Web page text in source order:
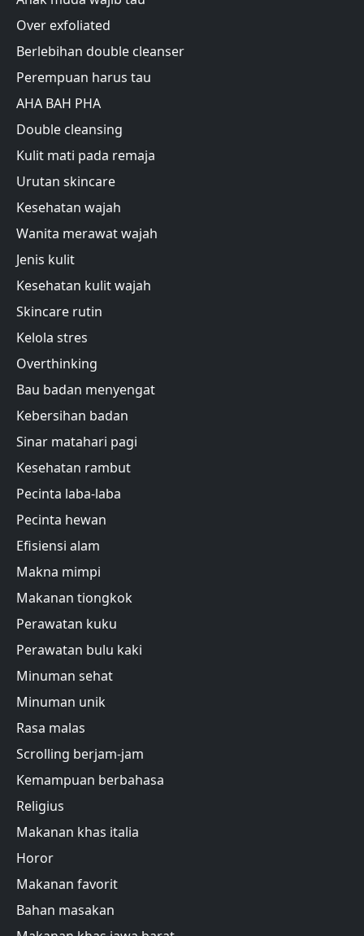
Over exfoliated
Berlebihan double cleanser
Perempuan harus tau
AHA BAH PHA
Double cleansing
Kulit mati pada remaja
Urutan skincare
Kesehatan wajah
Wanita merawat wajah
Jenis kulit
Kesehatan kulit wajah
Skincare rutin
Kelola stres
Overthinking
Bau badan menyengat
Kebersihan badan
Sinar matahari pagi
Kesehatan rambut
Pecinta laba-laba
Pecinta hewan
Efisiensi alam
Makna mimpi
Makanan tiongkok
Perawatan kuku
Perawatan bulu kaki
Minuman sehat
Minuman unik
Rasa malas
Scrolling berjam-jam
Kemampuan berbahasa
Religius
Makanan khas italia
Horor
Makanan favorit
Bahan masakan